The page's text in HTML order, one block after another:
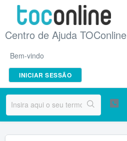
Centro de Ajuda TOConline
Bem-vindo
INICIAR SESSÃO